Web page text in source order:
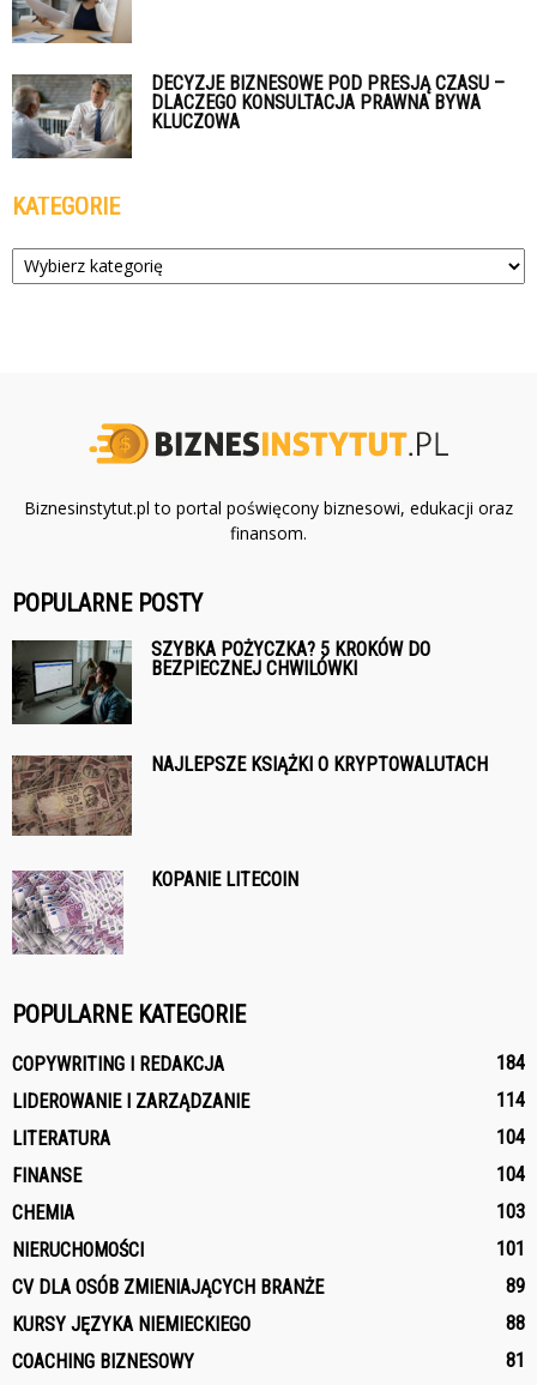
DECYZJE BIZNESOWE POD PRESJĄ CZASU –
DLACZEGO KONSULTACJA PRAWNA BYWA
KLUCZOWA
KATEGORIE
Kategorie
Biznesinstytut.pl to portal poświęcony biznesowi, edukacji oraz
finansom.
POPULARNE POSTY
SZYBKA POŻYCZKA? 5 KROKÓW DO
BEZPIECZNEJ CHWILÓWKI
NAJLEPSZE KSIĄŻKI O KRYPTOWALUTACH
KOPANIE LITECOIN
POPULARNE KATEGORIE
COPYWRITING I REDAKCJA
184
LIDEROWANIE I ZARZĄDZANIE
114
LITERATURA
104
FINANSE
104
CHEMIA
103
NIERUCHOMOŚCI
101
CV DLA OSÓB ZMIENIAJĄCYCH BRANŻE
89
KURSY JĘZYKA NIEMIECKIEGO
88
COACHING BIZNESOWY
81